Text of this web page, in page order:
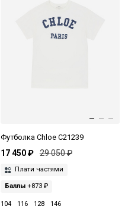
Футболка Chloe C21239
17 450 ₽ 29 050 ₽
Плати частями
Баллы+873 ₽
104 116 128 146